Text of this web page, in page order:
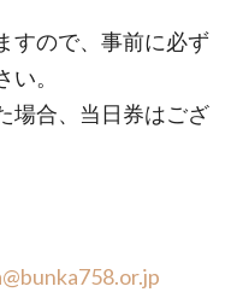
すので、事前に必ず
。
場合、当日券はござ